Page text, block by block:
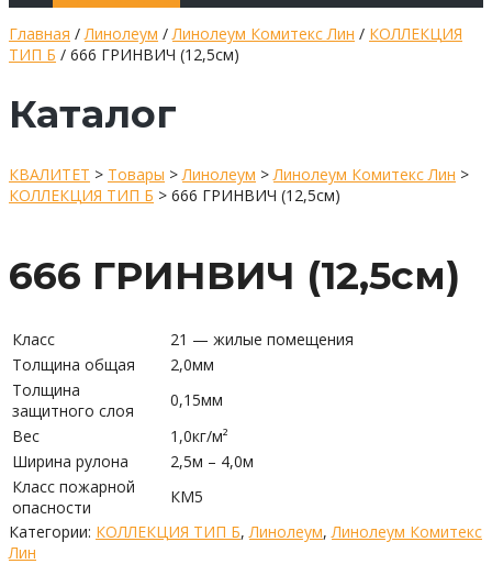
Главная /Линолеум /Линолеум Комитекс Лин / КОЛЛЕКЦИЯ
ТИП Б / 666 ГРИНВИЧ (12,5см)
Каталог
КВАЛИТЕТ > Товары >Линолеум >Линолеум Комитекс Лин >
КОЛЛЕКЦИЯ ТИП Б > 666 ГРИНВИЧ (12,5см)
666 ГРИНВИЧ (12,5см)
Класс
21 — жилые помещения
Толщина общая
2,0мм
Толщина
защитного слоя
0,15мм
Вес
1,0кг/м²
Ширина рулона
2,5м – 4,0м
Класс пожарной
опасности
КМ5
Категории: КОЛЛЕКЦИЯ ТИП Б, Линолеум, Линолеум Комитекс
Лин